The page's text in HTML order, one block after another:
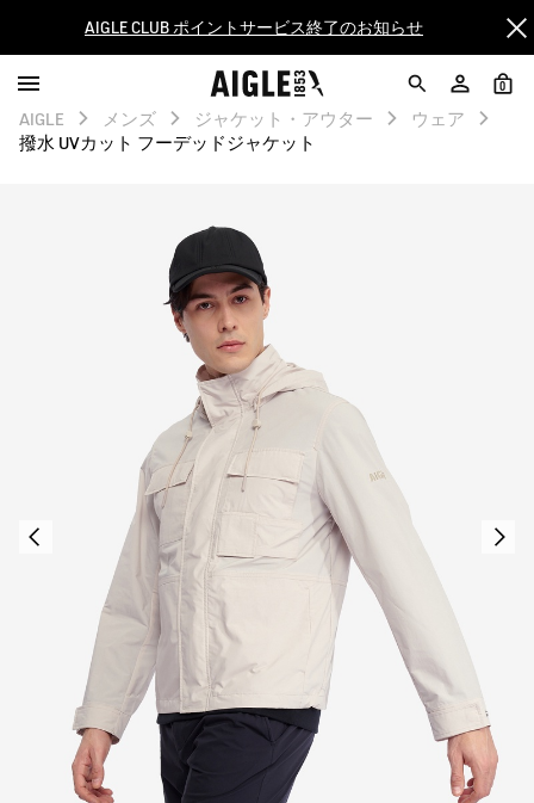
AIGLE CLUB ポイントサービス終了のお知らせ
【8/16まで】セール品がさらに10%OFF！
【最大50%OFF】FINAL SALEがスタート！
AIGLE CLUB ポイントサービス終了のお知らせ
0
AIGLE メンズ ジャケット・アウター
ウェア
撥水 UVカット フーデッドジャケット